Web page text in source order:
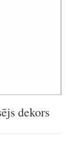
dekors